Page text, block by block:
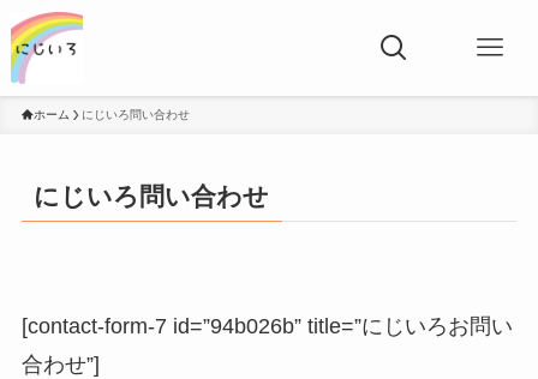
ホーム にじいろ問い合わせ
にじいろ問い合わせ
[contact-form-7 id=”94b026b” title=”にじいろお問い
合わせ”]